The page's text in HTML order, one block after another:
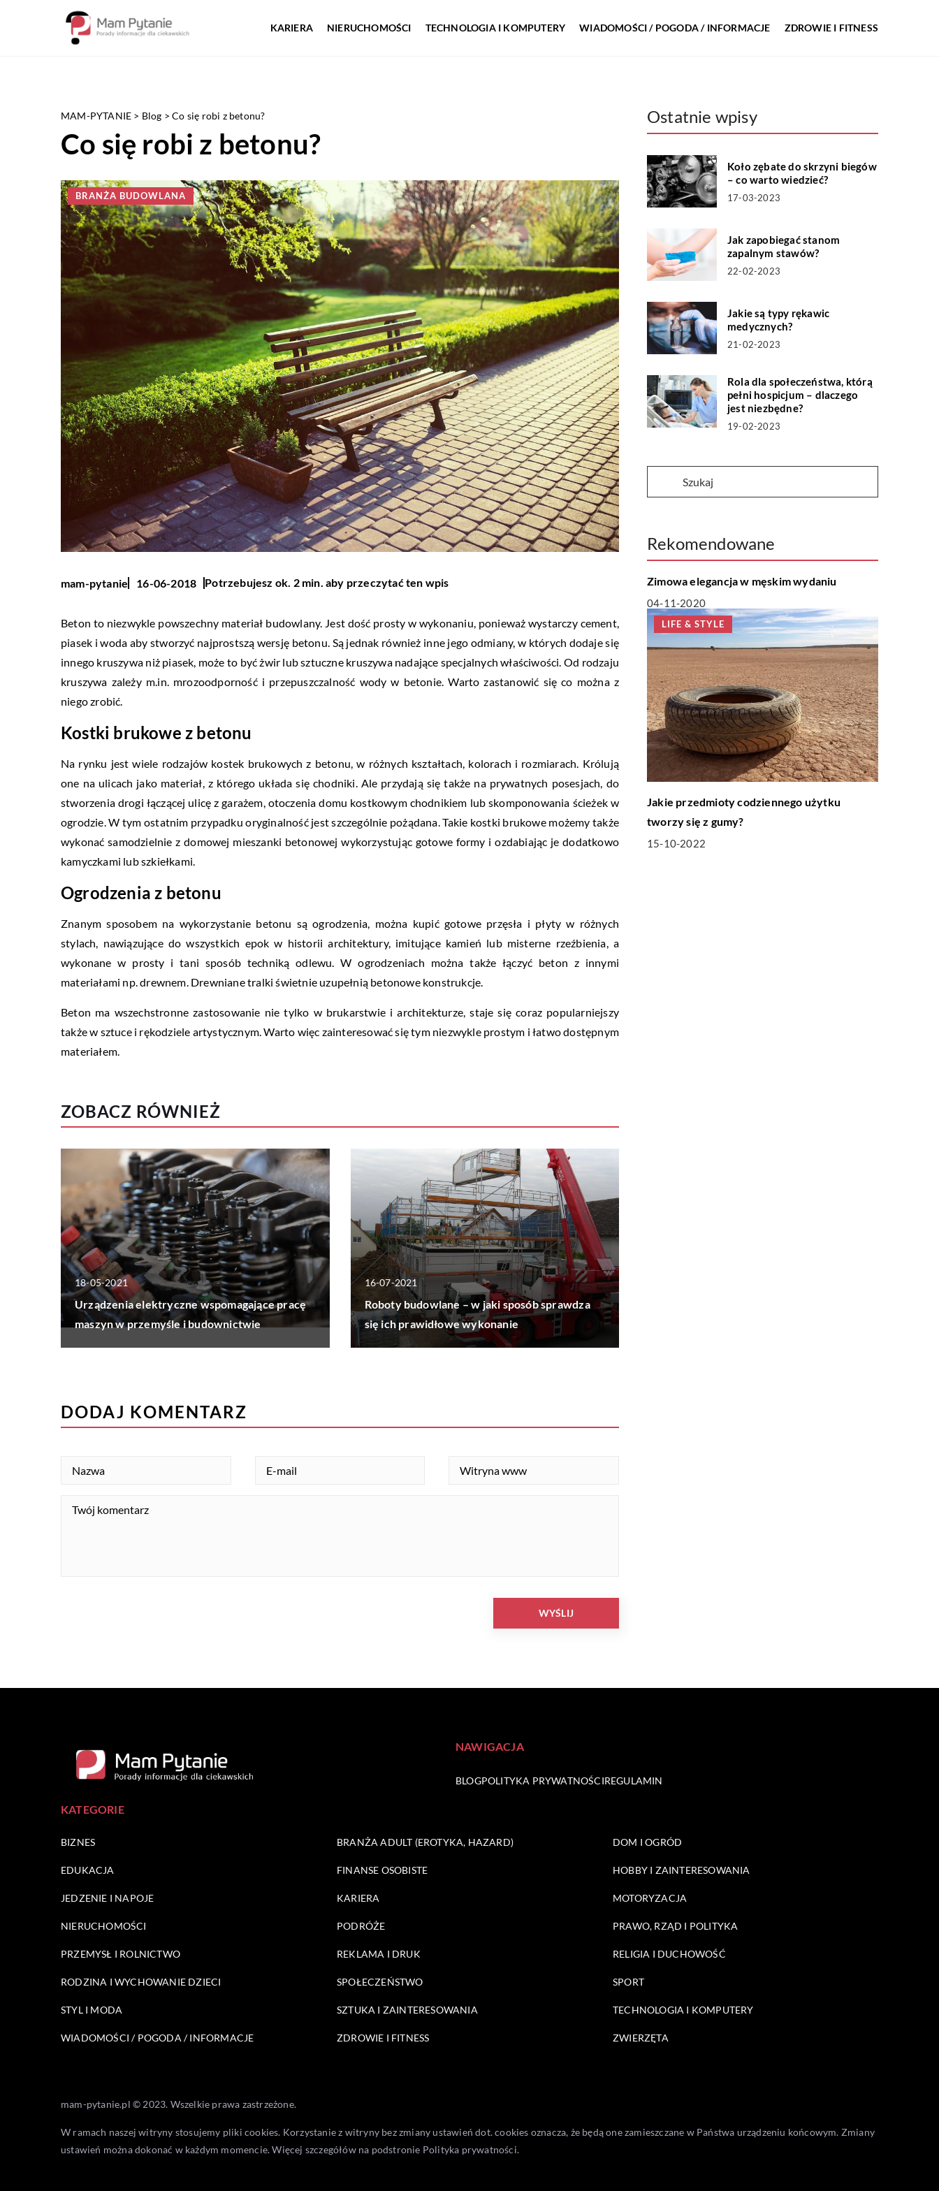
KARIERA NIERUCHOMOŚCI TECHNOLOGIA I KOMPUTERY WIADOMOŚCI / POGODA / INFORMACJE ZDROWIE I FITNESS
MAM-PYTANIE > Blog >Co się robi z betonu?
Co się robi z betonu?
BRANŻA BUDOWLANA
mam-pytanie 16-06-2018 Potrzebujesz ok. 2 min. aby przeczytać ten wpis
Beton to niezwykle powszechny materiał budowlany. Jest dość prosty w wykonaniu, ponieważ wystarczy cement,
piasek i woda aby stworzyć najprostszą wersję betonu. Są jednak również inne jego odmiany, w których dodaje się
innego kruszywa niż piasek, może to być żwir lub sztuczne kruszywa nadające specjalnych właściwości. Od rodzaju
kruszywa zależy m.in. mrozoodporność i przepuszczalność wody w betonie. Warto zastanowić się co można z
niego zrobić.
Kostki brukowe z betonu
Na rynku jest wiele rodzajów kostek brukowych z betonu, w różnych kształtach, kolorach i rozmiarach. Królują
one na ulicach jako materiał, z którego układa się chodniki. Ale przydają się także na prywatnych posesjach, do
stworzenia drogi łączącej ulicę z garażem, otoczenia domu kostkowym chodnikiem lub skomponowania ścieżek w
ogrodzie. W tym ostatnim przypadku oryginalność jest szczególnie pożądana. Takie kostki brukowe możemy także
wykonać samodzielnie z domowej mieszanki betonowej wykorzystując gotowe formy i ozdabiając je dodatkowo
kamyczkami lub szkiełkami.
Ogrodzenia z betonu
Znanym sposobem na wykorzystanie betonu są ogrodzenia, można kupić gotowe przęsła i płyty w różnych
stylach, nawiązujące do wszystkich epok w historii architektury, imitujące kamień lub misterne rzeźbienia, a
wykonane w prosty i tani sposób techniką odlewu. W ogrodzeniach można także łączyć beton z innymi
materiałami np. drewnem. Drewniane tralki świetnie uzupełnią betonowe konstrukcje.
Beton ma wszechstronne zastosowanie nie tylko w brukarstwie i architekturze, staje się coraz popularniejszy
także w sztuce i rękodziele artystycznym. Warto więc zainteresować się tym niezwykle prostym i łatwo dostępnym
materiałem.
ZOBACZ RÓWNIEŻ
18-05-2021
Urządzenia elektryczne wspomagające pracę
maszyn w przemyśle i budownictwie
16-07-2021
Roboty budowlane – w jaki sposób sprawdza
się ich prawidłowe wykonanie
Ostatnie wpisy
Koło zębate do skrzyni biegów
– co warto wiedzieć?
17-03-2023
Jak zapobiegać stanom
zapalnym stawów?
22-02-2023
Jakie są typy rękawic
medycznych?
21-02-2023
Rola dla społeczeństwa, którą
pełni hospicjum – dlaczego
jest niezbędne?
19-02-2023
Rekomendowane
LIFE & STYLE
Zimowa elegancja w męskim wydaniu
04-11-2020
LIFE & STYLE
Jakie przedmioty codziennego użytku
tworzy się z gumy?
15-10-2022
DODAJ KOMENTARZ
NAWIGACJA
BLOGPOLITYKA PRYWATNOŚCIREGULAMIN
KATEGORIE
BIZNES BRANŻA ADULT (EROTYKA, HAZARD) DOM I OGRÓD
EDUKACJA FINANSE OSOBISTE HOBBY I ZAINTERESOWANIA
JEDZENIE I NAPOJE KARIERA MOTORYZACJA
NIERUCHOMOŚCI PODRÓŻE PRAWO, RZĄD I POLITYKA
PRZEMYSŁ I ROLNICTWO REKLAMA I DRUK RELIGIA I DUCHOWOŚĆ
RODZINA I WYCHOWANIE DZIECI SPOŁECZEŃSTWO SPORT
STYL I MODA SZTUKA I ZAINTERESOWANIA TECHNOLOGIA I KOMPUTERY
WIADOMOŚCI / POGODA / INFORMACJE ZDROWIE I FITNESS ZWIERZĘTA
mam-pytanie.pl © 2023. Wszelkie prawa zastrzeżone.
W ramach naszej witryny stosujemy pliki cookies. Korzystanie z witryny bez zmiany ustawień dot. cookies oznacza, że będą one zamieszczane w Państwa urządzeniu końcowym. Zmiany
ustawień można dokonać w każdym momencie. Więcej szczegółów na podstronie Polityka prywatności.